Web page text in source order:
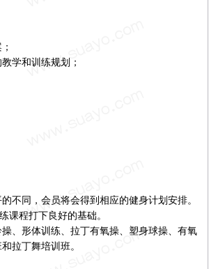
学和训练规划；
不同，会员将会得到相应的健身计划安排。
课程打下良好的基础。
、形体训练、拉丁有氧操、塑身球操、有氧
拉丁舞培训班。